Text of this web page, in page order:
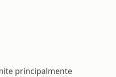
principalmente